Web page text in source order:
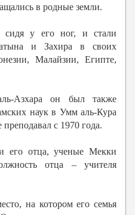
в родные земли.
сидя у его ног, и стали
и Захира в своих
Малайзии, Египте,
Азхара он был также
наук в Умм аль-Кура
с 1970 года.
его отца, ученые Мекки
отца – учителя
на котором его семья